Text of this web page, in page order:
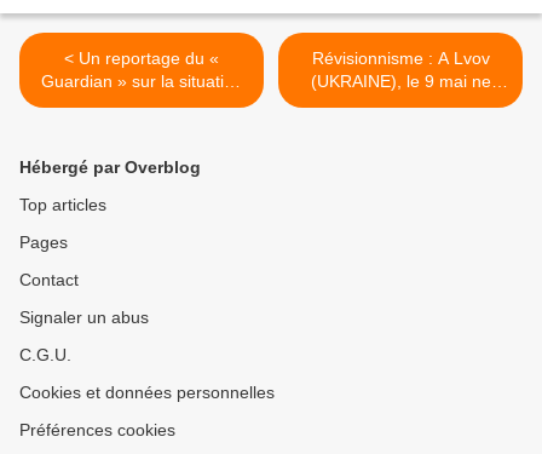
< Un reportage du «
Guardian » sur la situation
au Venezuela
Révisionnisme : A Lvov
(UKRAINE), le 9 mai ne
sera pas le jour de la
Hébergé par Overblog
Top articles
Pages
Contact
Signaler un abus
C.G.U.
Cookies et données personnelles
Préférences cookies